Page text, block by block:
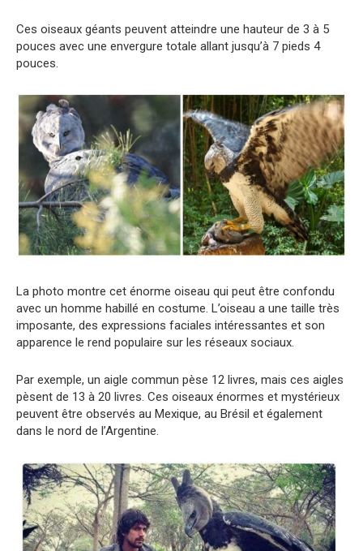
Ces oiseaux géants peuvent atteindre une hauteur de 3 à 5
pouces avec une envergure totale allant jusqu’à 7 pieds 4
pouces.
La photo montre cet énorme oiseau qui peut être confondu
avec un homme habillé en costume. L’oiseau a une taille très
imposante, des expressions faciales intéressantes et son
apparence le rend populaire sur les réseaux sociaux.
Par exemple, un aigle commun pèse 12 livres, mais ces aigles
pèsent de 13 à 20 livres. Ces oiseaux énormes et mystérieux
peuvent être observés au Mexique, au Brésil et également
dans le nord de l’Argentine.